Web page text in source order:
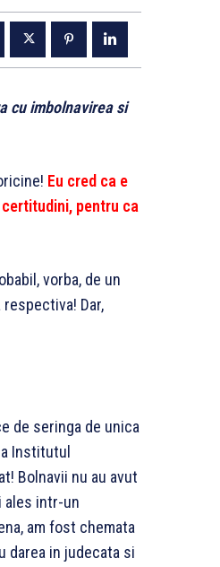
cu imbolnavirea si
Eu cred ca e
pentru ca
vorba, de un
Dar,
de seringa de unica
Institutul
Bolnavii nu au avut
ales intr-un
am fost chemata
darea in judecata si